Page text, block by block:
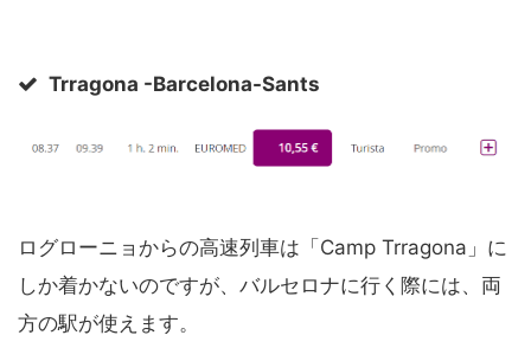
Trragona -Barcelona-Sants
ログローニョからの高速列車は「Camp Trragona」に
しか着かないのですが、バルセロナに行く際には、両
方の駅が使えます。